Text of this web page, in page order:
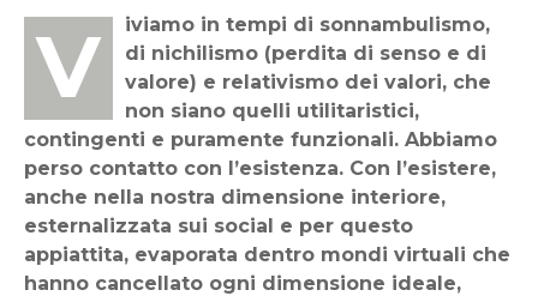
Viviamo in tempi di sonnambulismo,
di nichilismo (perdita di senso e di
valore) e relativismo dei valori, che
non siano quelli utilitaristici,
contingenti e puramente funzionali. Abbiamo
perso contatto con l’esistenza. Con l’esistere,
anche nella nostra dimensione interiore,
esternalizzata sui social e per questo
appiattita, evaporata dentro mondi virtuali che
hanno cancellato ogni dimensione ideale,